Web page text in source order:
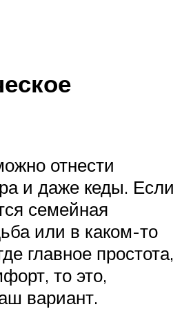
отнести
и даже кеды. Если
семейная
или в каком-то
главное простота,
то это,
вариант.